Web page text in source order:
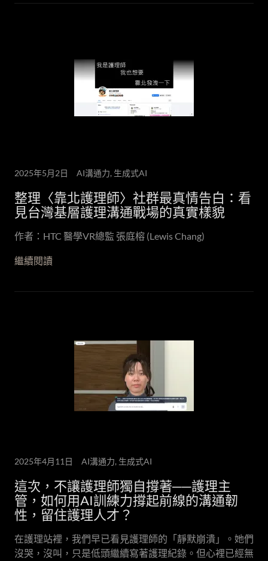
2025年5月2日 AI溝通力, 生成式AI
整理〈靠北護理師〉社群最真情告白：看
見台灣基層護理溝通戰場的真實樣貌
作者：HTC 醫學VR總監 張庭榕 (Lewis Chang)
繼續閱讀
2025年4月11日 AI溝通力, 生成式AI
這次，不讓護理師獨自撐著──護理主
管，如何用AI訓練力撐起前線的溝通韌
性，留住護理人才？
在護理站裡，我們早已看見護理師的「靜默崩潰」。她們
沒哭，沒叫，只是低頭繼續寫著護理紀錄。但心裡已經無